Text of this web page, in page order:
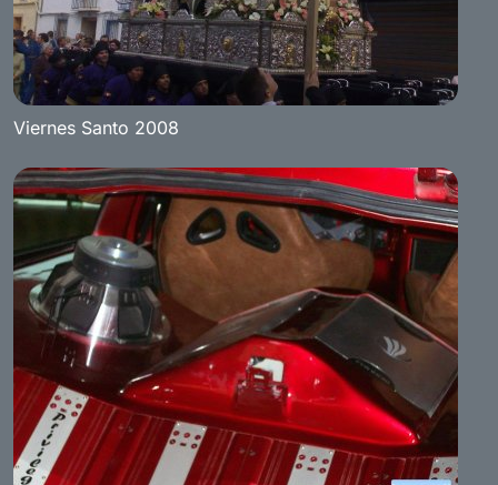
Viernes Santo 2008